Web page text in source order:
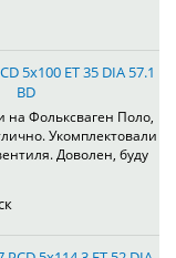
5x100 ET 35 DIA 57.1
BD
на Фольксваген Поло,
Укомплектовали
Доволен, буду